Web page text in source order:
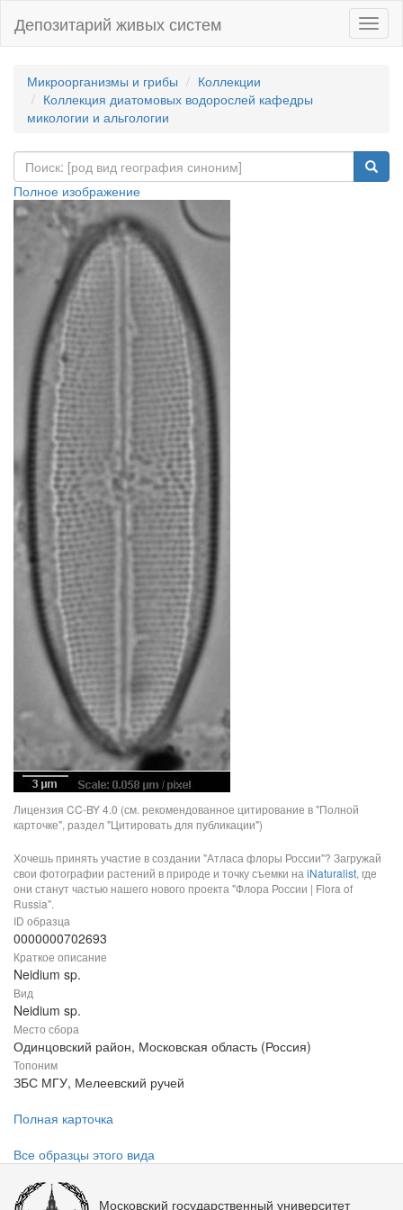
Депозитарий живых систем
Микроорганизмы и грибы
Коллекции
Коллекция диатомовых водорослей кафедры
микологии и альгологии
Полное изображение
Лицензия CC-BY 4.0 (см. рекомендованное цитирование в "Полной
карточке", раздел "Цитировать для публикации")
Хочешь принять участие в создании "Атласа флоры России"? Загружай
свои фотографии растений в природе и точку съемки на iNaturalist, где
они станут частью нашего нового проекта "Флора России | Flora of
Russia".
ID образца
0000000702693
Краткое описание
Neidium sp.
Вид
Neidium sp.
Место сбора
Одинцовский район, Московская область (Россия)
Топоним
ЗБС МГУ, Мелеевский ручей
Полная карточка
Все образцы этого вида
Московский государственный университет